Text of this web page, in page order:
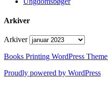
Arkiver
Arkiver
Books Printing WordPress Theme
Proudly powered by WordPress